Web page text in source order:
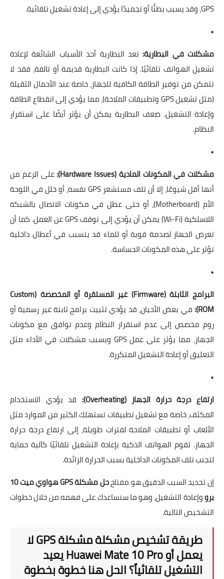
GPS، وقد يسبب بطئًا أو تجميدًا يؤدي إلى إعادة تشغيل تلقائية.
•
مشكلات في البطارية: تعد البطارية أحد الأسباب الشائعة لإعادة
تشغيل الهواتف تلقائيًا. إذا كانت البطارية قديمة أو تالفة، فقد لا
تتمكن من توفير الطاقة الكافية للجهاز، خاصة عند الأحمال الثقيلة
(مثل تشغيل GPS وتطبيقات الملاحة)، مما يؤدي إلى انقطاع الطاقة
وإعادة التشغيل. ضعف البطارية يمكن أن يؤثر أيضًا على استقرار
النظام.
•
مشكلات في المكونات المادية (Hardware Issues):
على الرغم من
أنها أقل شيوعًا، إلا أن تلف مستشعر GPS نفسه، أو خلل في اللوحة
الأم (Motherboard)، أو حتى عطل في مكونات الاتصال بالشبكة
اللاسلكية (Wi-Fi) يمكن أن يؤدي إلى توقف GPS عن العمل. كما أن
تعرض الجهاز لصدمة قوية أو للماء قد يتسبب في أعطال داخلية
تؤثر على هذه المكونات الحساسة.
•
البرامج الثابتة (Firmware) غير المستقرة أو المخصصة (Custom
ROM): في بعض الأحيان، قد يؤدي تثبيت برامج ثابتة غير رسمية أو
روم مخصص إلى عدم استقرار النظام وعدم توافق مع مكونات
الجهاز، مما يؤثر على عمل GPS ويسبب مشكلات في الأداء مثل
التعليق أو إعادة التشغيل المتكررة.
•
ارتفاع درجة حرارة الجهاز (Overheating):
قد يؤدي الاستخدام
المكثف، خاصة مع تشغيل تطبيقات تستهلك الكثير من الموارد مثل
الألعاب أو تطبيقات الملاحة لفترات طويلة، إلى ارتفاع درجة حرارة
الجهاز. تقوم الهواتف الذكية بإعادة التشغيل تلقائيًا كآلية حماية
لتجنب تلف المكونات الداخلية بسبب الحرارة الزائدة.
إن تحديد السبب الدقيق هو مفتاح
حل مشكلة GPS هواوي ميت 10
برووإعادة التشغيل، وهو ما سنساعدك على فهمه من خلال خطوات
التشخيص التالية.
طريقة تشخيص مشكلة مشكلة GPS لا
يعمل أو Huawei Mate 10 Pro يعيد
التشغيل تلقائياً؟ الحل هنا خطوة بخطوة